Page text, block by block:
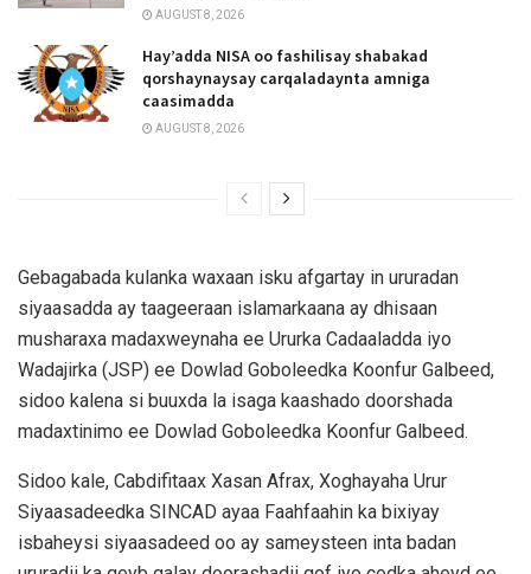
AUGUST 8, 2026
Hay’adda NISA oo fashilisay shabakad
qorshaynaysay carqaladaynta amniga
caasimadda
AUGUST 8, 2026
Gebagabada kulanka waxaan isku afgartay in ururadan
siyaasadda ay taageeraan islamarkaana ay dhisaan
musharaxa madaxweynaha ee Ururka Cadaaladda iyo
Wadajirka (JSP) ee Dowlad Goboleedka Koonfur Galbeed,
sidoo kalena si buuxda la isaga kaashado doorshada
madaxtinimo ee Dowlad Goboleedka Koonfur Galbeed.
Sidoo kale, Cabdifitaax Xasan Afrax, Xoghayaha Urur
Siyaasadeedka SINCAD ayaa Faahfaahin ka bixiyay
isbaheysi siyaasadeed oo ay sameysteen inta badan